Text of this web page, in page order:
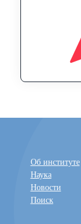
Об институте
Наука
Новости
Поиск